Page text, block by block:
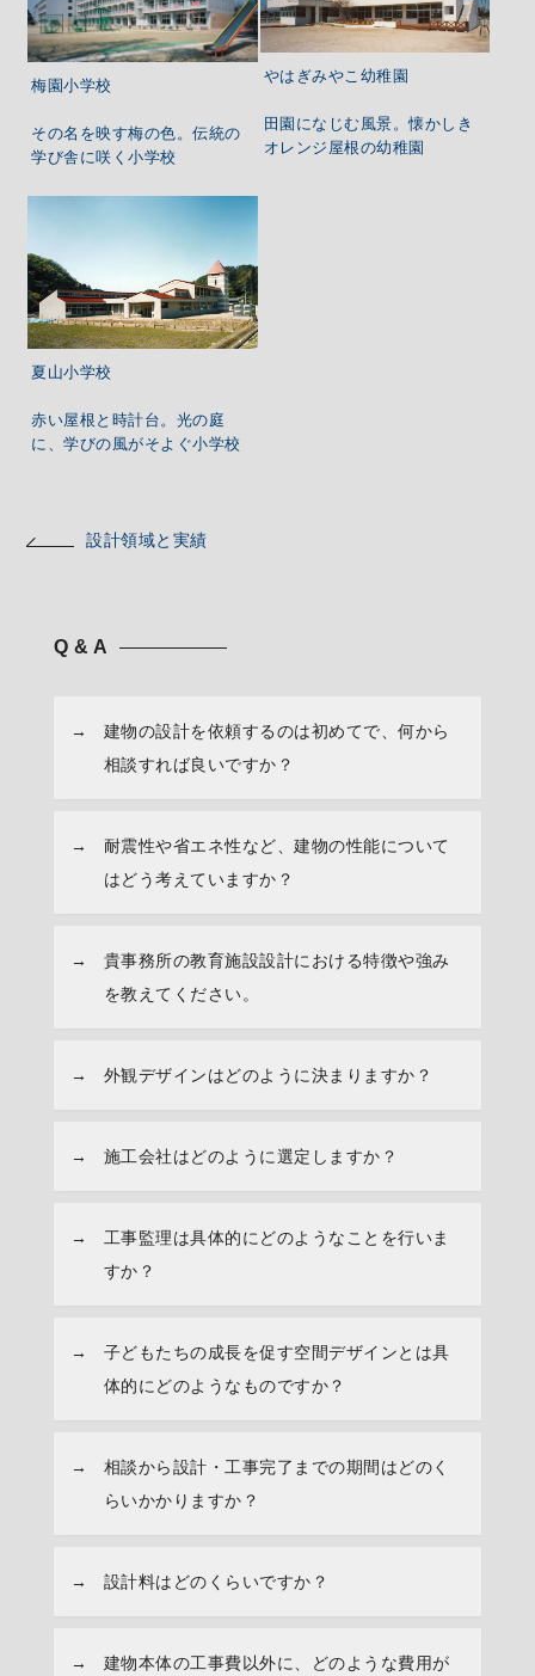
梅園小学校
その名を映す梅の色。伝統の
学び舎に咲く小学校
やはぎみやこ幼稚園
田園になじむ風景。懐かしき
オレンジ屋根の幼稚園
夏山小学校
赤い屋根と時計台。光の庭
に、学びの風がそよぐ小学校
設計領域と実績
Q & A
建物の設計を依頼するのは初めてで、何から
相談すれば良いですか？
耐震性や省エネ性など、建物の性能について
はどう考えていますか？
貴事務所の教育施設設計における特徴や強み
を教えてください。
外観デザインはどのように決まりますか？
施工会社はどのように選定しますか？
工事監理は具体的にどのようなことを行いま
すか？
子どもたちの成長を促す空間デザインとは具
体的にどのようなものですか？
相談から設計・工事完了までの期間はどのく
らいかかりますか？
設計料はどのくらいですか？
建物本体の工事費以外に、どのような費用が